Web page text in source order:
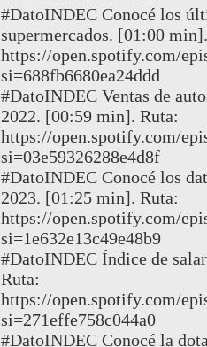
#DatoINDEC Conocé los
supermercados. [01:00
https://open.spotify.com/
si=688fb6680ea24ddd
#DatoINDEC Ventas de
2022. [00:59 min]. Ruta:
https://open.spotify.com/
si=03e59326288e4d8f
#DatoINDEC Conocé los
2023. [01:25 min]. Ruta:
https://open.spotify.com/
si=1e632e13c49e48b9
#DatoINDEC Índice de
Ruta:
https://open.spotify.com/
si=271effe758c044a0
#DatoINDEC Conocé la